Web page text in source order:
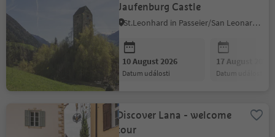
Jaufenburg Castle
St.Leonhard in Passeier/San Leonardo in Passiria, Meran/Merano and environs
10 August 2026
datum události
17 August 2026
datum události
Discover Lana - welcome
tour